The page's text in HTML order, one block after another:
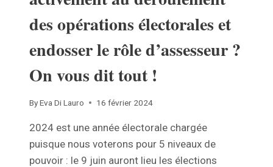
des opérations électorales et
endosser le rôle d’assesseur ?
On vous dit tout !
ByEva Di Lauro 16 février 2024
2024 est une année électorale chargée
puisque nous voterons pour 5 niveaux de
pouvoir : le 9 juin auront lieu les élections